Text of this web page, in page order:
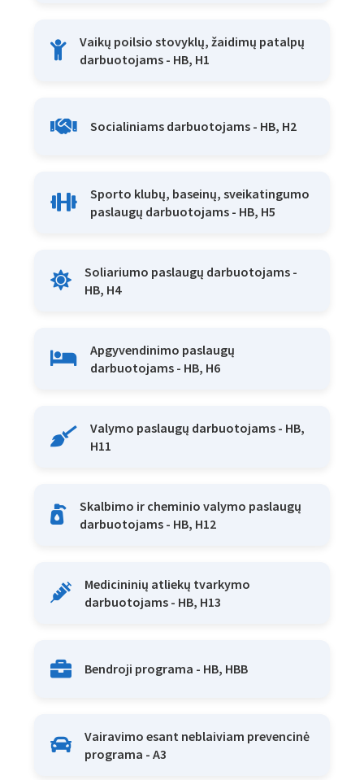
Vaikų poilsio stovyklų, žaidimų patalpų
darbuotojams - HB, H1
Socialiniams darbuotojams - HB, H2
Sporto klubų, baseinų, sveikatingumo
paslaugų darbuotojams - HB, H5
Soliariumo paslaugų darbuotojams -
HB, H4
Apgyvendinimo paslaugų
darbuotojams - HB, H6
Valymo paslaugų darbuotojams - HB,
H11
Skalbimo ir cheminio valymo paslaugų
darbuotojams - HB, H12
Medicininių atliekų tvarkymo
darbuotojams - HB, H13
Bendroji programa - HB, HBB
Vairavimo esant neblaiviam prevencinė
programa - A3